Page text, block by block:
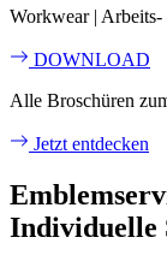
Workwear |
DOWNLOAD
Alle Broschüren
Jetzt entdecken
Individuelle